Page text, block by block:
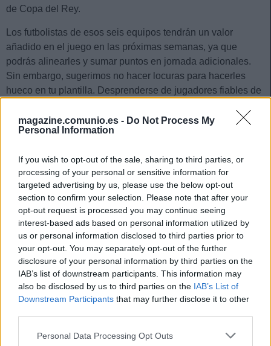
magazine.comunio.es - Do Not Process My
Personal Information
If you wish to opt-out of the sale, sharing to third parties, or
processing of your personal or sensitive information for
targeted advertising by us, please use the below opt-out
section to confirm your selection. Please note that after your
opt-out request is processed you may continue seeing
interest-based ads based on personal information utilized by
us or personal information disclosed to third parties prior to
your opt-out. You may separately opt-out of the further
disclosure of your personal information by third parties on the
IAB’s list of downstream participants. This information may
also be disclosed by us to third parties on the IAB’s List of
Downstream Participants that may further disclose it to other
Please note that this website/app uses one or more Google
Personal Data Processing Opt Outs
de Copa del Rey.
Los futbolistas de esos seis equipos tendrán un valor
añadido en el juego en las próximas semanas, ya que
podrás alinearles y sumar puntos en jornada adicionales.
Sin embargo, sugerimos no hacer locuras para hacerles
hueco en tu plantilla. Desprenderse de jugadores fiables de
Mallorca puede ser un arma de doble filo.
vender?
El Villarreal está viviendo una
temporada irregular en LaLiga y
tras 21 jornadas disputadas está
en el octavo puesto a 4 puntos de
la zona Champions. Sin embargo,
los 'groguet' son uno de los
equipos que más puntos consigue
en Comunio por los goles
anotados. Analizamos sus
jugadores por orden de